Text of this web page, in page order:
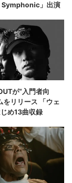
Symphonic」出演
が“入門者向
をリリース 「ウェ
め13曲収録